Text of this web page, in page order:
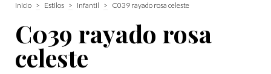
Inicio > Estilos > Infantil > C039 rayado rosa celeste
C039 rayado rosa
celeste